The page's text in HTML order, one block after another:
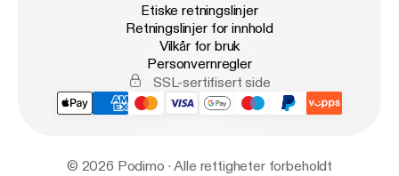
Etiske retningslinjer
Retningslinjer for innhold
Vilkår for bruk
Personvernregler
SSL-sertifisert side
© 2026 Podimo · Alle rettigheter forbeholdt